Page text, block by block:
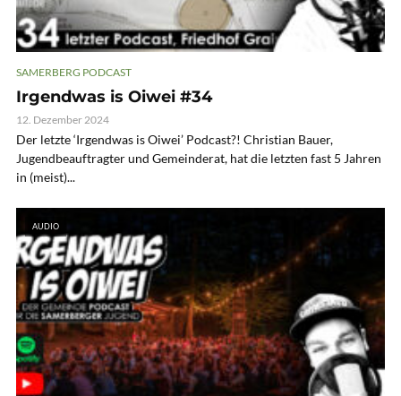
SAMERBERG PODCAST
Irgendwas is Oiwei #34
12. Dezember 2024
Der letzte ‘Irgendwas is Oiwei’ Podcast?! Christian Bauer,
Jugendbeauftragter und Gemeinderat, hat die letzten fast 5 Jahren
in (meist)...
AUDIO